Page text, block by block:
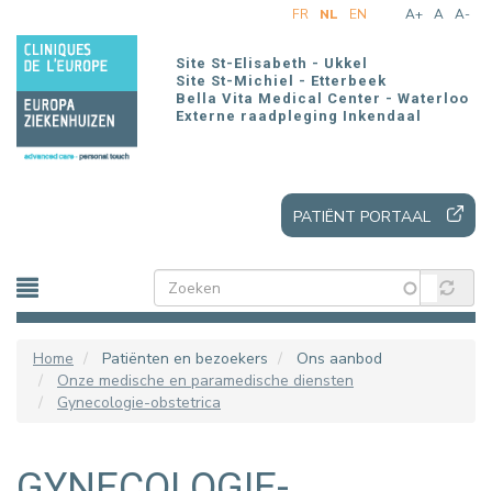
en
naar
inhoud
gaan
A+ A A-
FR NL EN
Site St-Elisabeth - Ukkel
Site St-Michiel - Etterbeek
Bella Vita Medical Center - Waterloo
Externe raadpleging Inkendaal
PATIËNT PORTAAL
Home Patiënten en bezoekers
Ons aanbod
Onze medische en paramedische diensten
Gynecologie-obstetrica